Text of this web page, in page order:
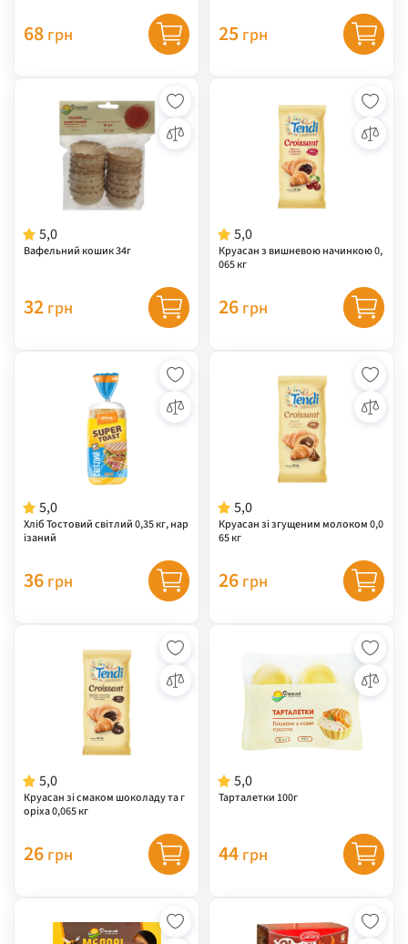
68 грн 25 грн
5,0
Вафельний кошик 34г
32 грн
5,0
Круасан з вишневою начинкою 0,
065 кг
26 грн
5,0
Хліб Тостовий світлий 0,35 кг, нар
ізаний
36 грн
5,0
Круасан зі згущеним молоком 0,0
65 кг
26 грн
5,0
Круасан зі смаком шоколаду та г
оріха 0,065 кг
26 грн
5,0
Тарталетки 100г
44 грн